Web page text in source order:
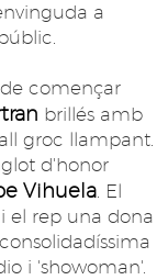
a
començar
brillés amb
groc llampant.
d'honor
Vihuela. El
el rep una
i 'showoman'.